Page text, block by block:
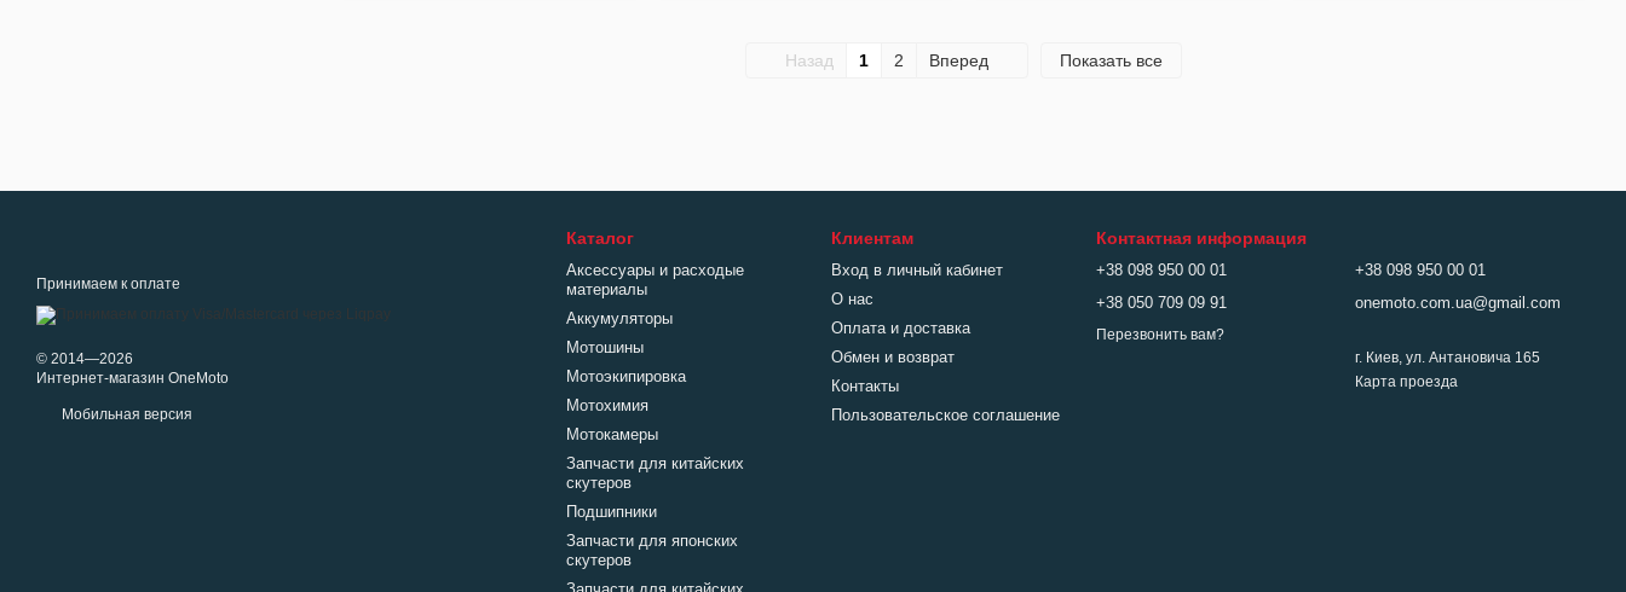
Назад 1 2 Вперед Показать все
Принимаем к оплате
© 2014—2026
Интернет-магазин OneMoto
Мобильная версия
Каталог
Аксессуары и расходые
материалы
Аккумуляторы
Мотошины
Мотоэкипировка
Мотохимия
Мотокамеры
Запчасти для китайских
скутеров
Подшипники
Запчасти для японских
скутеров
Клиентам
Вход в личный кабинет
О нас
Оплата и доставка
Обмен и возврат
Контакты
Пользовательское соглашение
Контактная информация
+38 098 950 00 01
+38 050 709 09 91
Перезвонить вам?
+38 098 950 00 01
onemoto.com.ua@gmail.com
г. Киев, ул. Антановича 165
Карта проезда